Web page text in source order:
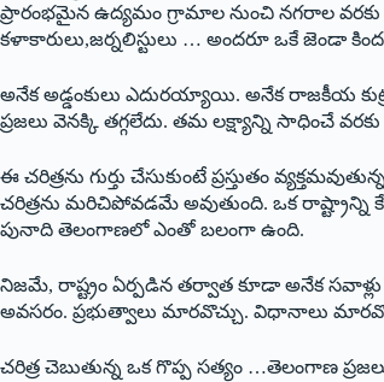
ప్రారంభమైన ఉద్యమం గ్రామాల నుంచి నగరాల వరకు
కళాకారులు,జర్నలిస్టులు … అందరూ ఒకే జెండా
అనేక అడ్డంకులు ఎదురయ్యాయి. అనేక రాజకీయ
ప్రజలు వెనక్కి తగ్గలేదు. తమ లక్ష్యాన్ని సాధించే
ఈ చరిత్రను గుర్తు చేసుకుంటే ప్రస్తుతం
చరిత్రను మరిచిపోవడమే అవుతుంది. ఒక
పునాది తెలంగాణలో ఎంతో బలంగా ఉంది.
నిజమే, రాష్ట్రం ఏర్పడిన తర్వాత కూడా అనేక
అవసరం. ప్రభుత్వాలు మారవొచ్చు. విధానాలు
చరిత్ర చెబుతున్న ఒక గొప్ప సత్యం …తెలంగాణ